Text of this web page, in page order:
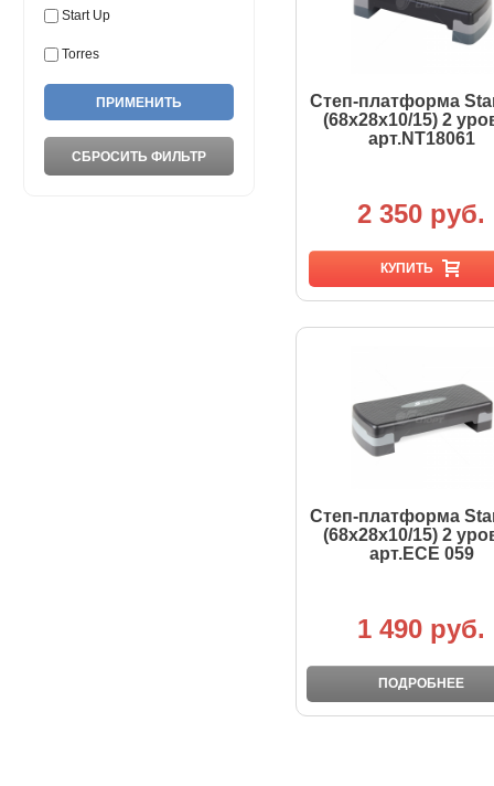
Start Up
Torres
Степ-платформа
(68x28x10/15) 2
арт.NT18061
2 350 руб.
КУПИТЬ
Степ-платформа
(68x28x10/15) 2
арт.ECE 059
1 490 руб.
ПОДРОБНЕЕ